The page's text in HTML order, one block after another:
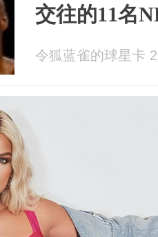
交往的11名
令狐蓝雀的球星卡